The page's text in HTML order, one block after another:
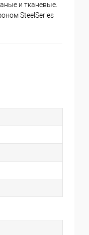
и тканевые.
SteelSeries